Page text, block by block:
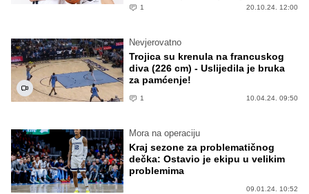
1 20.10.24. 12:00
Nevjerovatno
Trojica su krenula na francuskog
diva (226 cm) - Uslijedila je bruka
za pamćenje!
1 10.04.24. 09:50
Mora na operaciju
Kraj sezone za problematičnog
dečka: Ostavio je ekipu u velikim
problemima
09.01.24. 10:52